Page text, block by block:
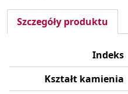
Szczegóły produktu
Indeks
Kształt kamienia